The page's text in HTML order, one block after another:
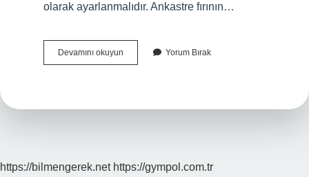
olarak ayarlanmalıdır. Ankastre fırının…
Devamını okuyun
Ankastre
Yorum Bırak
https://bilmengerek.net https://gympol.com.tr